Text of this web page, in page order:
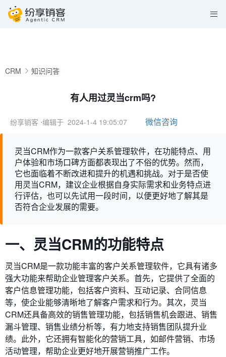
CRM 知识问答
有人用过灵当crm吗?
纷享销客 ⋅编辑于 2024-1-4 19:05:07 微信咨询
灵当CRM作为一款客户关系管理软件，在功能特点、用
户体验和市场口碑方面都表现出了不俗的优势。然而，
它也面临着不断改进和提升的机遇和挑战。对于是否使
用灵当CRM，建议企业根据自身实际需求和业务特点进
行评估，也可以先试用一段时间，以便更好地了解其是
否符合企业发展的需要。
一、灵当CRM的功能特点
灵当CRM是一款功能丰富的客户关系管理软件，它具有诸多
强大功能来帮助企业管理客户关系。首先，它提供了全面的
客户信息管理功能，包括客户资料、互动记录、合同信息
等，使企业能够清晰地了解客户需求和行为。其次，灵当
CRM还具备高效的销售管理功能，包括销售机会跟进、销售
漏斗管理、销售业绩分析等，有力地支持销售团队提升业
绩。此外，它还拥有智能化的营销工具，如邮件营销、市场
活动管理，帮助企业更好地开展营销推广工作。